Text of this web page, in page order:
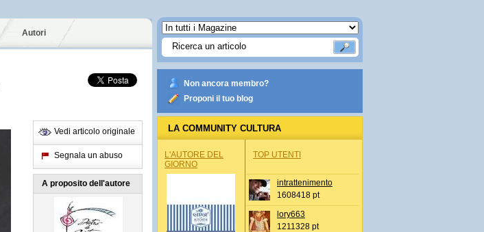
Autori
Vedi articolo originale
Segnala un abuso
A proposito dell'autore
Non ancora membro?
Proponi il tuo blog
LA COMMUNITY CULTURA
L'AUTORE DEL
GIORNO
TOP UTENTI
intrattenimento
1608418 pt
lory663
1211328 pt